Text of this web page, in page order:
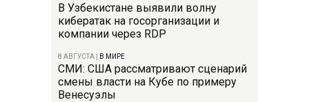
В Узбекистане выявили волну
кибератак на госорганизации и
компании через RDP
8 АВГУСТА В МИРЕ
СМИ: США рассматривают сценарий
смены власти на Кубе по примеру
Венесуэлы